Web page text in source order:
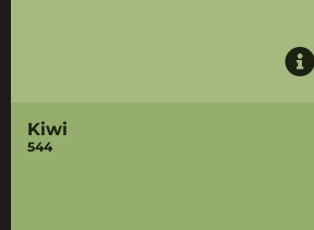
Kiwi
544